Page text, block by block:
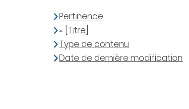
Pertinence
[Titre]
Type de contenu
Date de dernière modification